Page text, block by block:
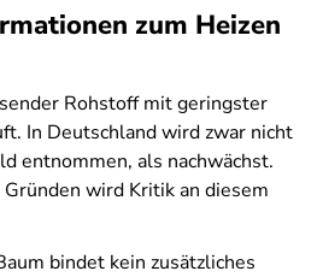
zum Heizen
Rohstoff mit geringster
In Deutschland wird zwar nicht
entnommen, als nachwächst.
wird Kritik an diesem
bindet kein zusätzliches